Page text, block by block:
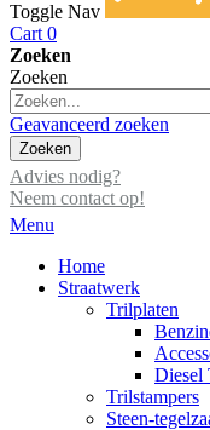
Toggle Nav
Cart 0
Zoeken
Zoeken
Geavanceerd zoeken
Zoeken
Advies nodig?
Neem contact op!
Menu
Home
Straatwerk
Trilplaten
Diesel
Trilstampers
Steen-